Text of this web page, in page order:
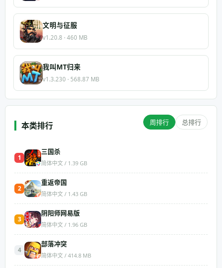
文明与征服
v1.20.8 · 460 MB
我叫MT归来
v1.3.230 · 568.87 MB
本类排行 周排行 总排行
1
三国杀
简体中文 / 1.39 GB
2
重返帝国
简体中文 / 1.43 GB
3
阴阳师网易版
简体中文 / 1.96 GB
4
部落冲突
简体中文 / 414.8 MB